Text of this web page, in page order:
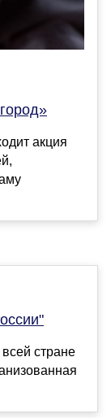
акция
стране